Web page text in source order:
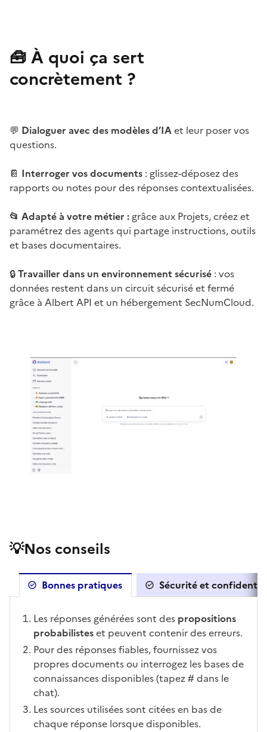
🧰 À quoi ça sert
concrètement ?
💬 Dialoguer avec des modèles d’IAet leur poser vos
questions.
📔 Interroger vos documents : glissez-déposez des
rapports ou notes pour des réponses contextualisées.
📂 Adapté à votre métier :grâce aux Projets, créez et
paramétrez des agents qui partage instructions, outils
et bases documentaires.
🔒Travailler dans un environnement sécurisé : vos
données restent dans un circuit sécurisé et fermé
grâce à Albert API et un hébergement SecNumCloud.
💡Nos conseils
Bonnes pratiques Sécurité et
Les réponses générées sont des propositions
probabilisteset peuvent contenir des erreurs.
Pour des réponses fiables, fournissez vos
propres documents ou interrogez les bases de
connaissances disponibles (tapez # dans le
chat).
Les sources utilisées sont citées en bas de
chaque réponse lorsque disponibles.